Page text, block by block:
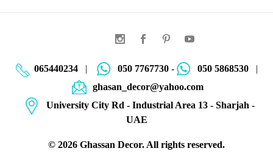
065440234| 050 7767730- 050 5868530|
ghasan_decor@yahoo.com
University City Rd - Industrial Area 13 - Sharjah -
UAE
© 2026 Ghassan Decor. All rights reserved.